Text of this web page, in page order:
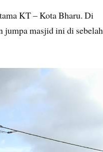
KT – Kota Bharu. Di
jumpa masjid ini di sebelah